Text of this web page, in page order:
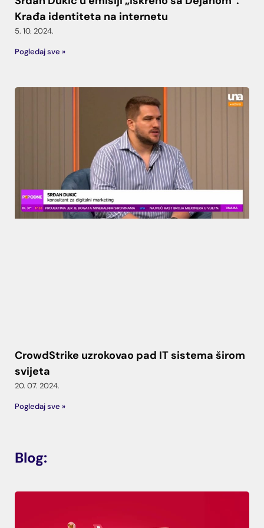
Krađa identiteta na internetu
5. 10. 2024.
Pogledaj sve »
CrowdStrike uzrokovao pad IT sistema širom
svijeta
20. 07. 2024.
Pogledaj sve »
Blog: